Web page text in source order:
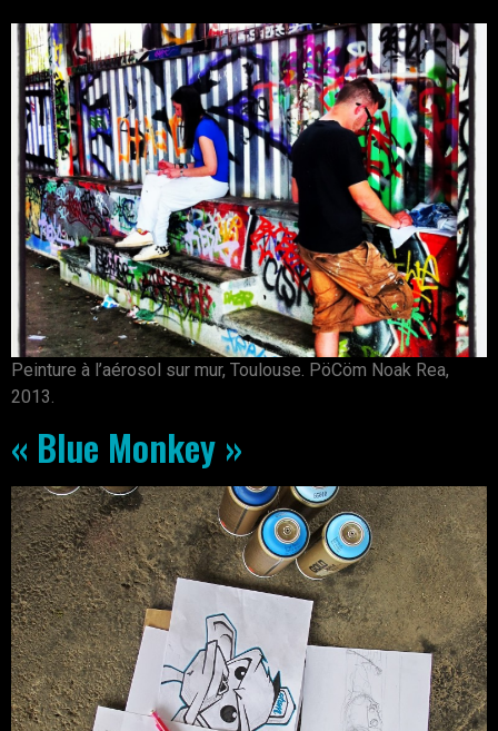
Peinture à l’aérosol sur mur, Toulouse. PöCöm Noak Rea,
2013.
« Blue Monkey »